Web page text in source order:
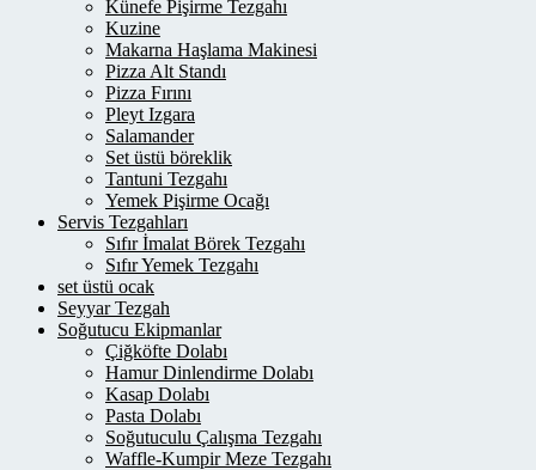
Künefe Pişirme Tezgahı
Kuzine
Makarna Haşlama Makinesi
Pizza Alt Standı
Pizza Fırını
Pleyt Izgara
Salamander
Set üstü böreklik
Tantuni Tezgahı
Yemek Pişirme Ocağı
Servis Tezgahları
Sıfır İmalat Börek Tezgahı
Sıfır Yemek Tezgahı
set üstü ocak
Seyyar Tezgah
Soğutucu Ekipmanlar
Çiğköfte Dolabı
Hamur Dinlendirme Dolabı
Kasap Dolabı
Pasta Dolabı
Soğutuculu Çalışma Tezgahı
Waffle-Kumpir Meze Tezgahı